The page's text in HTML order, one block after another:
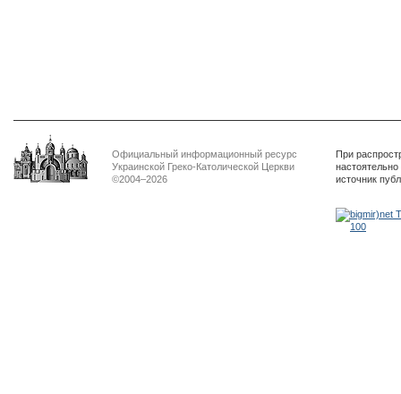
Официальный информационный ресурс
Украинской Греко-Католической Церкви
©2004–2026
При
источник